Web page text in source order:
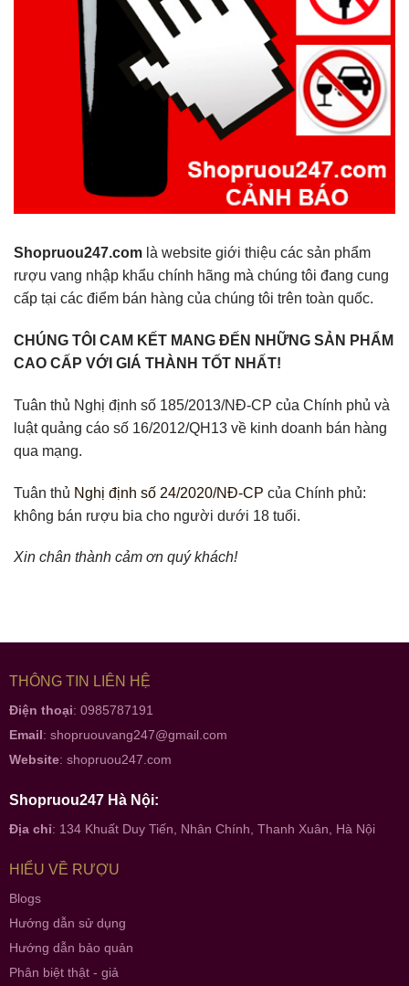
Shopruou247.com là website giới thiệu các sản phẩm
rượu vang nhập khẩu chính hãng mà chúng tôi đang cung
cấp tại các điểm bán hàng của chúng tôi trên toàn quốc.
CHÚNG TÔI CAM KẾT MANG ĐẾN NHỮNG SẢN PHẨM
CAO CẤP VỚI GIÁ THÀNH TỐT NHẤT!
Tuân thủ Nghị định số 185/2013/NĐ-CP của Chính phủ và
luật quảng cáo số 16/2012/QH13 về kinh doanh bán hàng
qua mạng.
Tuân thủ Nghị định số 24/2020/NĐ-CP của Chính phủ:
không bán rượu bia cho người dưới 18 tuổi.
Xin chân thành cảm ơn quý khách!
THÔNG TIN LIÊN HỆ
Điện thoại: 0985787191
Email: shopruouvang247@gmail.com
Website: shopruou247.com
Shopruou247 Hà Nội:
Địa chỉ: 134 Khuất Duy Tiến, Nhân Chính, Thanh Xuân, Hà Nội
HIỂU VỀ RƯỢU
Blogs
Hướng dẫn sử dụng
Hướng dẫn bảo quản
Phân biệt thật - giả